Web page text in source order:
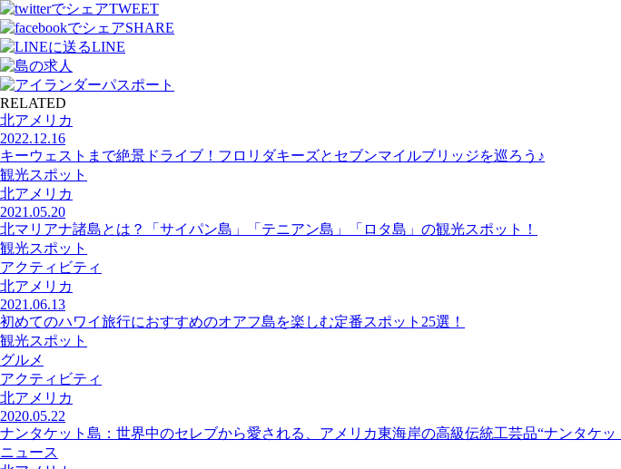
TWEET
SHARE
LINE
RELATED
北アメリカ
2022.12.16
キーウェストまで絶景ドライブ！フロリダキーズとセブンマイルブリッジを巡ろう♪
観光スポット
北アメリカ
2021.05.20
北マリアナ諸島とは？「サイパン島」「テニアン島」「ロタ島」の観光スポット！
観光スポット
アクティビティ
北アメリカ
2021.06.13
初めてのハワイ旅行におすすめのオアフ島を楽しむ定番スポット25選！
観光スポット
グルメ
アクティビティ
北アメリカ
2020.05.22
ナンタケット島：世界中のセレブから愛される、アメリカ東海岸の高級伝統工芸品“ナンタケッ
ニュース